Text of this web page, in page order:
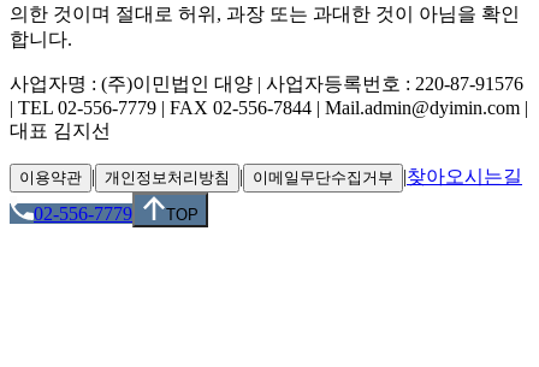
의한 것이며 절대로 허위, 과장 또는 과대한 것이 아님을 확인
합니다.
사업자명 : (주)이민법인 대양 | 사업자등록번호 : 220-87-91576
| TEL 02-556-7779 | FAX 02-556-7844 | Mail.admin@dyimin.com |
대표 김지선
이용약관 | 개인정보처리방침 | 이메일무단수집거부 |찾아오시는길
02-556-7779
TOP